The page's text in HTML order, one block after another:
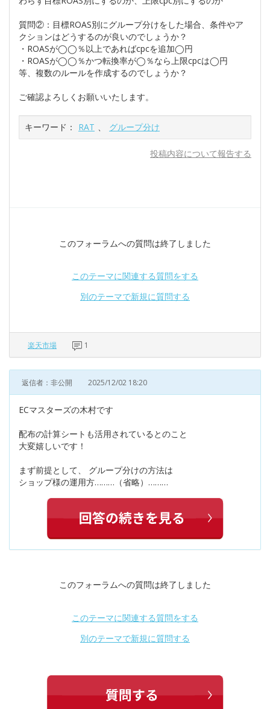
質問②：目標ROAS別にグループ分けをした場合、条件やア
クションはどうするのが良いのでしょうか？
・ROASが◯◯％以上であればcpcを追加◯円
・ROASが◯◯％かつ転換率が◯％なら上限cpcは◯円
等、複数のルールを作成するのでしょうか？
ご確認よろしくお願いいたします。
キーワード： RAT 、 グループ分け
投稿内容について報告する
このフォーラムへの質問は終了しました
このテーマに関連する質問をする
別のテーマで新規に質問する
楽天市場 1
返信者：非公開 2025/12/02 18:20
ECマスターズの木村です
配布の計算シートも活用されているとのこと
大変嬉しいです！
まず前提として、 グループ分けの方法は
ショップ様の運用方………（省略）………
このフォーラムへの質問は終了しました
このテーマに関連する質問をする
別のテーマで新規に質問する